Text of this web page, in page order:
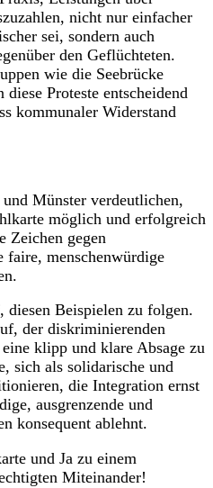
nicht nur einfacher
sei, sondern auch
den Geflüchteten.
wie die Seebrücke
diese Proteste entscheidend
kommunaler Widerstand
Münster verdeutlichen,
möglich und erfolgreich
Zeichen gegen
faire, menschenwürdige
Beispielen zu folgen.
der diskriminierenden
klipp und klare Absage zu
sich als solidarische und
die Integration ernst
ausgrenzende und
konsequent ablehnt.
und Ja zu einem
Miteinander!